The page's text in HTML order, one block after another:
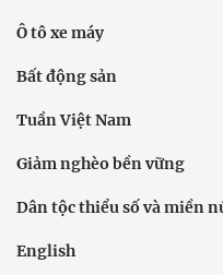
Ô tô xe máy
Bất động sản
Tuần Việt Nam
Giảm nghèo bền vững
Dân tộc thiểu số và miền
English